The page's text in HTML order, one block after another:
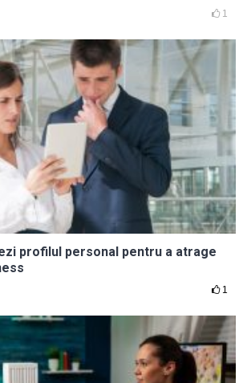
1
profilul personal pentru a atrage
1